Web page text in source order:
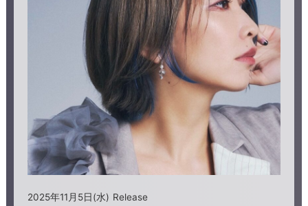
2025年11月5日(水) Release